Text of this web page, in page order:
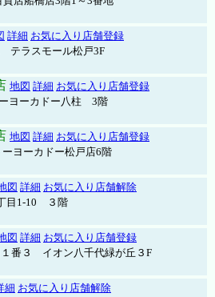
詳細 お気に入り店舗登録
テラスモール松戸3F
地図 詳細 お気に入り店舗登録
ヨーカドー八柱 3階
地図 詳細 お気に入り店舗登録
ヨーカドー松戸店6階
図 詳細 お気に入り店舗解除
目1-10 ３階
図 詳細 お気に入り店舗登録
番３ イオン八千代緑が丘３F
細 お気に入り店舗解除